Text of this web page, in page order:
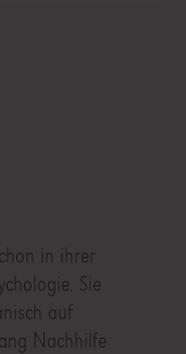
in ihrer
Sie
auf
Nachhilfe